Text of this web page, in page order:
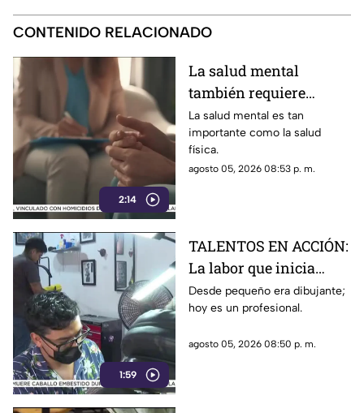
CONTENIDO RELACIONADO
2:14
La salud mental
también requiere
atención
La salud mental es tan
importante como la salud
física.
agosto 05, 2026 08:53 p. m.
1:59
TALENTOS EN ACCIÓN:
La labor que inicia
desde la creatividad
Desde pequeño era dibujante;
hoy es un profesional.
agosto 05, 2026 08:50 p. m.